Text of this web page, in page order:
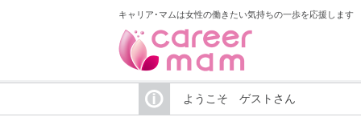
キャリア･マムは女性の働きたい気持ちの一歩を応援します
ようこそ ゲストさん